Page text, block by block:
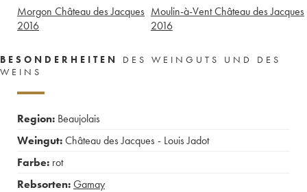
Morgon Château des Jacques
2016
Moulin-à-Vent Château des Jacques
2016
BESONDERHEITEN
DES WEINGUTS UND DES
WEINS
Region: Beaujolais
Weingut:Château des Jacques - Louis Jadot
Farbe: rot
Rebsorten:Gamay